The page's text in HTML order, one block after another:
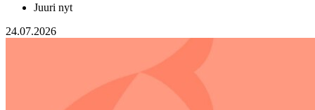
Juuri nyt
24.07.2026